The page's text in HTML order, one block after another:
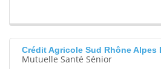
Crédit Agricole Sud Rhône Alpes
Mutuelle Santé Sénior